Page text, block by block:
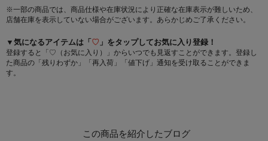
※一部の商品では、商品仕様や在庫状況により正確な在庫表示が難しいため、
店舗在庫を表示していない場合がございます。あらかじめご了承ください。
▼気になるアイテムは「♡ 」をタップしてお気に入り登録！
登録すると「♡（お気に入り）」からいつでも見返すことができます。登録し
た商品の「残りわずか」「再入荷」「値下げ」通知を受け取ることができま
す。
この商品を紹介したブログ